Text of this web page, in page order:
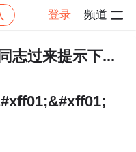
登录 频道
帖子详情
志过来提示下...